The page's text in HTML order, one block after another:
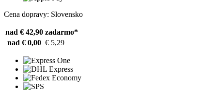
Cena dopravy: Slovensko
nad € 42,90 zadarmo*
nad € 0,00 € 5,29